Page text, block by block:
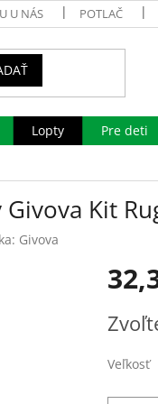
U NÁS POTLAČ
Lopty Pre deti
Kit
Givova
cena:
Veľkosť